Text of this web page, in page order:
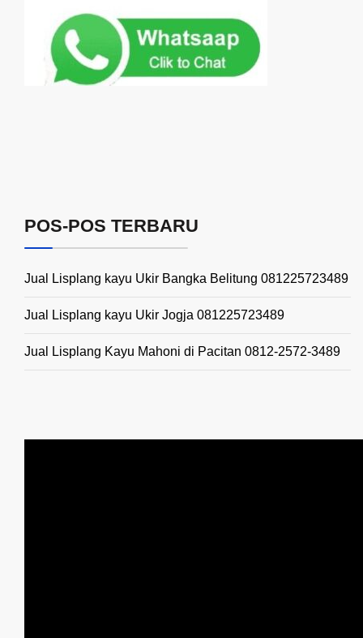
POS-POS TERBARU
Jual Lisplang kayu Ukir Bangka Belitung 081225723489
Jual Lisplang kayu Ukir Jogja 081225723489
Jual Lisplang Kayu Mahoni di Pacitan 0812-2572-3489